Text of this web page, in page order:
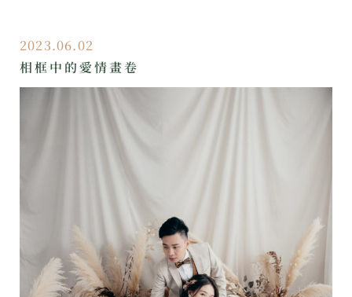
2023.06.02
相框中的愛情畫卷